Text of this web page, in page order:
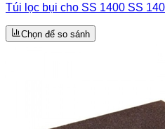
Túi lọc bụi cho SS 1400 SS
Chọn để so sánh